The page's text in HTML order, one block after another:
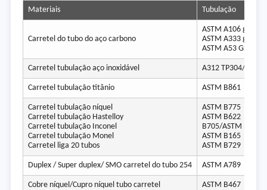
Materiais Tubulação
Carretel do tubo do aço carbono
ASTM A106 grau B
ASTM A333 grau 6
ASTM A53 Grau B
Carretel tubulação aço inoxidável A312 TP304/
Carretel tubulação titânio ASTM B861
Carretel tubulação níquel
Carretel tubulação Hastelloy
Carretel tubulação Inconel
Carretel tubulação Monel
Carretel liga 20 tubos
ASTM B775
ASTM B622
B705/ASTM B444
ASTM B165
ASTM B729
Duplex / Super duplex/ SMO carretel do tubo 254 ASTM A789
Cobre níquel/Cupro níquel tubo carretel ASTM B467